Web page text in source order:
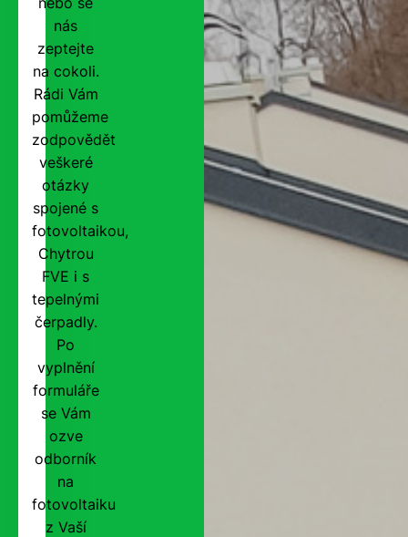
nás
zeptejte
na cokoli.
Rádi Vám
pomůžeme
zodpovědět
veškeré
otázky
spojené s
fotovoltaikou,
Chytrou
FVE i s
tepelnými
čerpadly.
Po
vyplnění
formuláře
se Vám
ozve
odborník
na
fotovoltaiku
z Vaší